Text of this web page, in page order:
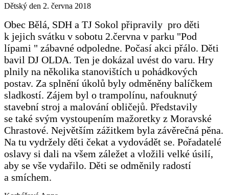
Dětský den 2. června 2018
Obec Bělá, SDH a TJ Sokol připravily pro děti
k jejich svátku v sobotu 2.června v parku "Pod
lípami " zábavné odpoledne. Počasí akci přálo. Děti
bavil DJ OLDA. Ten je dokázal uvést do varu. Hry
plnily na několika stanovištích u pohádkových
postav. Za splnění úkolů byly odměněny balíčkem
sladkostí. Zájem byl o trampolínu, nafouknutý
stavební stroj a malování obličejů. Představily
se také svým vystoupením mažoretky z Moravské
Chrastové. Největším zážitkem byla závěrečná pěna.
Na tu vydržely děti čekat a vydovádět se. Pořadatelé
oslavy si dali na všem záležet a vložili velké úsilí,
aby se vše vydařilo. Děti se odměnily radostí
a smíchem.